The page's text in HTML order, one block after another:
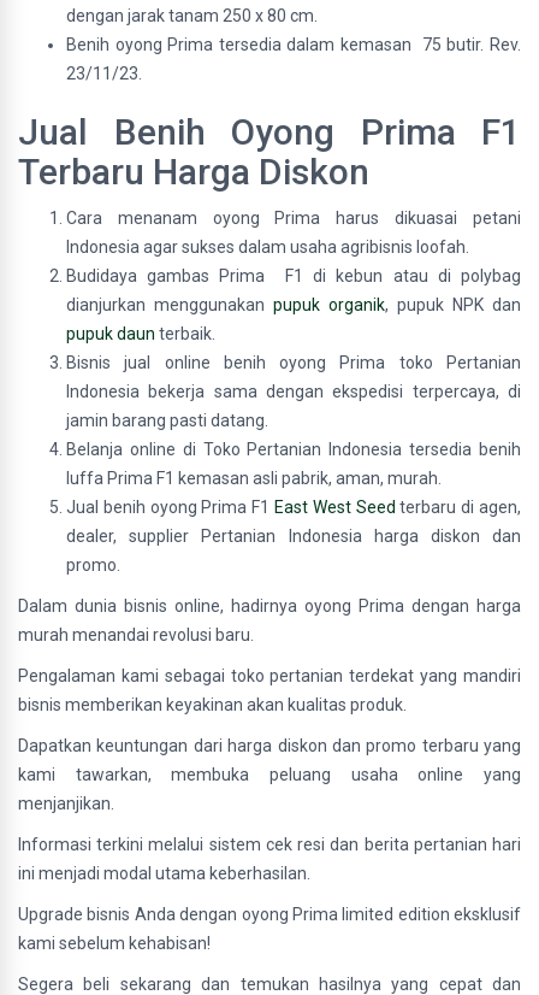
dengan jarak tanam 250 x 80 cm.
Benih oyong Prima tersedia dalam kemasan 75 butir. Rev.
23/11/23.
Jual Benih Oyong Prima F1
Terbaru Harga Diskon
Cara menanam oyong Prima harus dikuasai petani
Indonesia agar sukses dalam usaha agribisnis loofah.
Budidaya gambas Prima F1 di kebun atau di polybag
dianjurkan menggunakan pupuk organik, pupuk NPK dan
pupuk daun terbaik.
Bisnis jual online benih oyong Prima toko Pertanian
Indonesia bekerja sama dengan ekspedisi terpercaya, di
jamin barang pasti datang.
Belanja online di Toko Pertanian Indonesia tersedia benih
luffa Prima F1 kemasan asli pabrik, aman, murah.
Jual benih oyong Prima F1 East West Seed terbaru di agen,
dealer, supplier Pertanian Indonesia harga diskon dan
promo.
Dalam dunia bisnis online, hadirnya oyong Prima dengan harga
murah menandai revolusi baru.
Pengalaman kami sebagai toko pertanian terdekat yang mandiri
bisnis memberikan keyakinan akan kualitas produk.
Dapatkan keuntungan dari harga diskon dan promo terbaru yang
kami tawarkan, membuka peluang usaha online yang
menjanjikan.
Informasi terkini melalui sistem cek resi dan berita pertanian hari
ini menjadi modal utama keberhasilan.
Upgrade bisnis Anda dengan oyong Prima limited edition eksklusif
kami sebelum kehabisan!
Segera beli sekarang dan temukan hasilnya yang cepat dan